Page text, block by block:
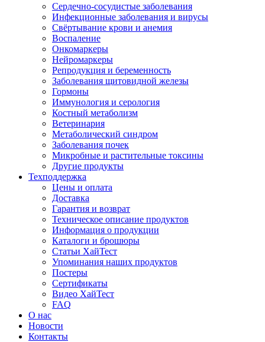
Сердечно-сосудистые заболевания
Инфекционные заболевания и вирусы
Свёртывание крови и анемия
Воспаление
Онкомаркеры
Нейромаркеры
Репродукция и беременность
Заболевания щитовидной железы
Гормоны
Иммунология и серология
Костный метаболизм
Ветеринария
Метаболический синдром
Заболевания почек
Микробные и растительные токсины
Другие продукты
Техподдержка
Цены и оплата
Доставка
Гарантия и возврат
Техническое описание продуктов
Информация о продукции
Каталоги и брошюры
Статьи ХайТест
Упоминания наших продуктов
Постеры
Сертификаты
Видео ХайТест
FAQ
О нас
Новости
Контакты